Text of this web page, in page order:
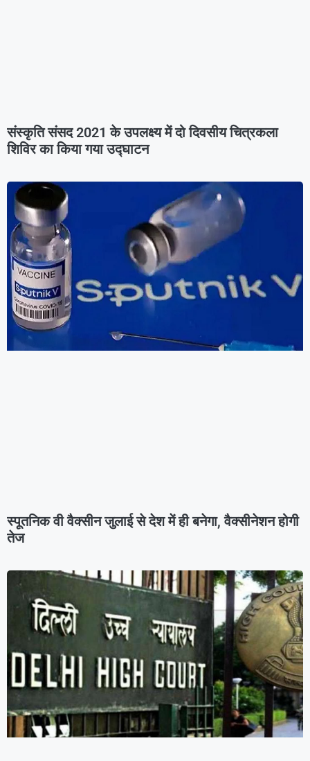
संस्कृति संसद 2021 के उपलक्ष्य में दो दिवसीय चित्रकला
शिविर का किया गया उद्घाटन
स्पूतनिक वी वैक्सीन जुलाई से देश में ही बनेगा, वैक्सीनेशन होगी
तेज